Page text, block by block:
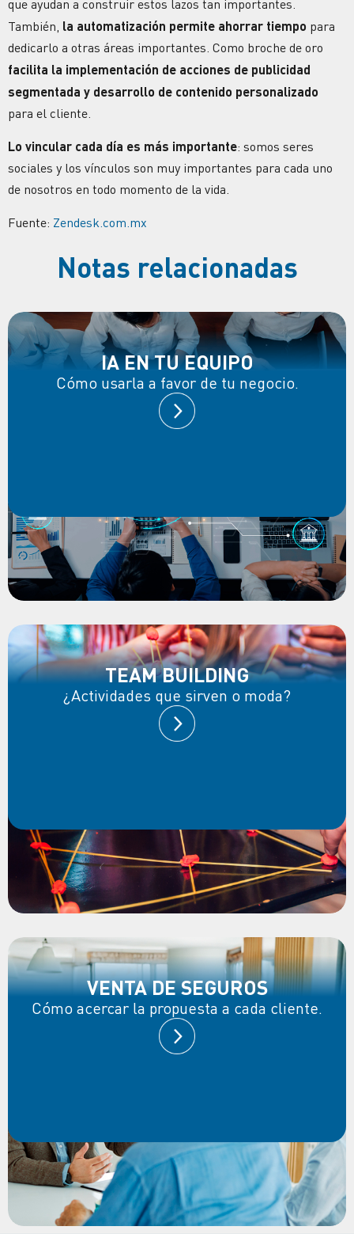
que ayudan a construir estos lazos tan importantes.
También, la automatización permite ahorrar tiempo para
dedicarlo a otras áreas importantes. Como broche de oro
facilita la implementación de acciones de publicidad
segmentada y desarrollo de contenido personalizado
para el cliente.
Lo vincular cada día es más importante: somos seres
sociales y los vínculos son muy importantes para cada uno
de nosotros en todo momento de la vida.
Fuente: Zendesk.com.mx
Notas relacionadas
IA EN TU EQUIPO
Cómo usarla a favor de tu negocio.
TEAM BUILDING
¿Actividades que sirven o moda?
VENTA DE SEGUROS
Cómo acercar la propuesta a cada cliente.